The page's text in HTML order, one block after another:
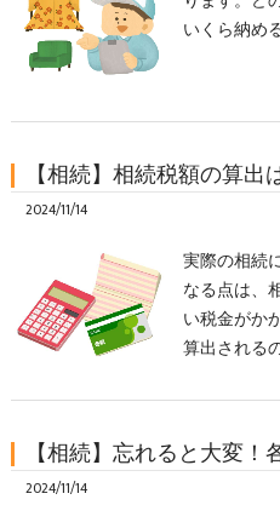
いくら納め
【相続】相続税額の算出
2024/11/14
実際の相続
なる点は、
い税金がか
算出される
【相続】忘れると大変！
2024/11/14